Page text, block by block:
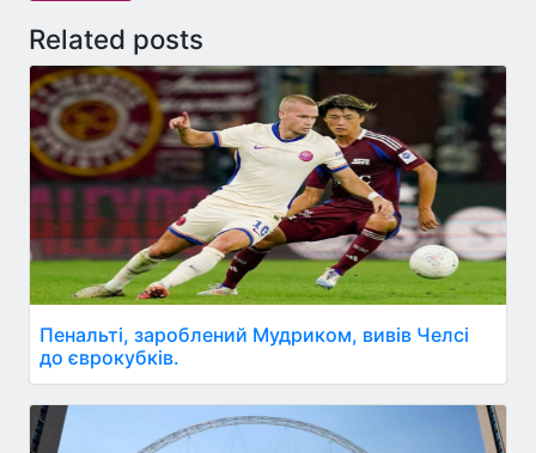
Related posts
Пенальті, зароблений Мудриком, вивів Челсі
до єврокубків.